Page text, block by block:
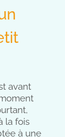
avant
la fois
à une